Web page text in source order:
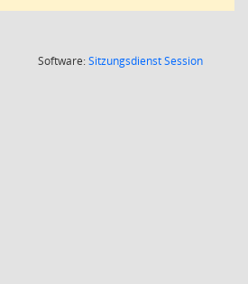
Software:SitzungsdienstSession(Wird in